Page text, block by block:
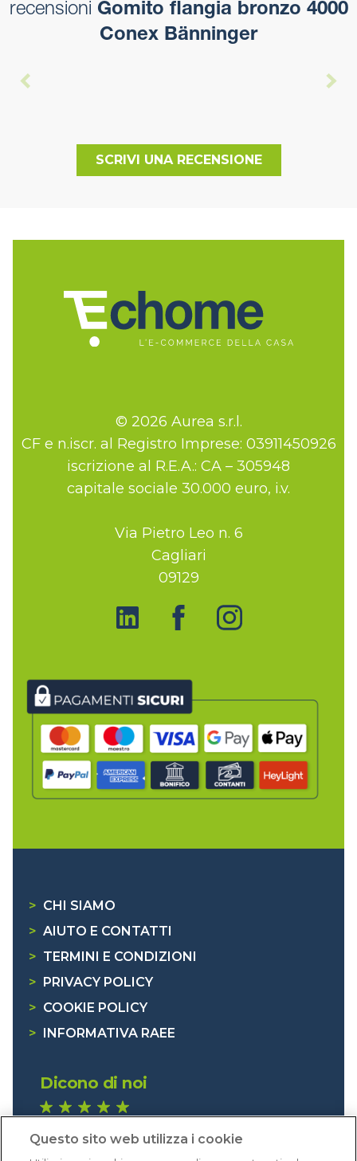
recensioni Gomito flangia bronzo 4000
Conex Bänninger
SCRIVI UNA RECENSIONE
© 2026 Aurea s.r.l.
CF e n.iscr. al Registro Imprese: 03911450926
iscrizione al R.E.A.: CA – 305948
capitale sociale 30.000 euro, i.v.
Via Pietro Leo n. 6
Cagliari
09129
> CHI SIAMO
> AIUTO E CONTATTI
> TERMINI E CONDIZIONI
>
PRIVACY POLICY
> COOKIE POLICY
>
INFORMATIVA RAEE
Dicono di noi
Eccellente (4,8)
Questo sito web utilizza i cookie